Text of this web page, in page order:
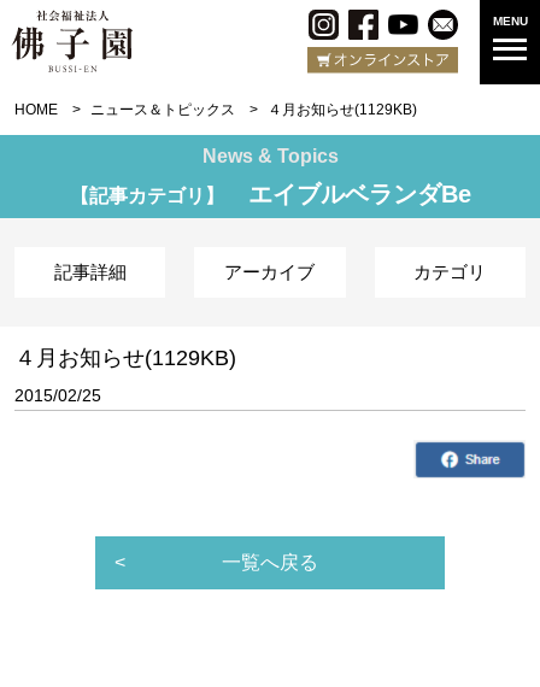
MENU
HOME ニュース＆トピックス ４月お知らせ(1129KB)
News & Topics
【記事カテゴリ】
エイブルベランダBe
記事詳細 アーカイブ カテゴリ
４月お知らせ(1129KB)
2015/02/25
< 一覧へ戻る